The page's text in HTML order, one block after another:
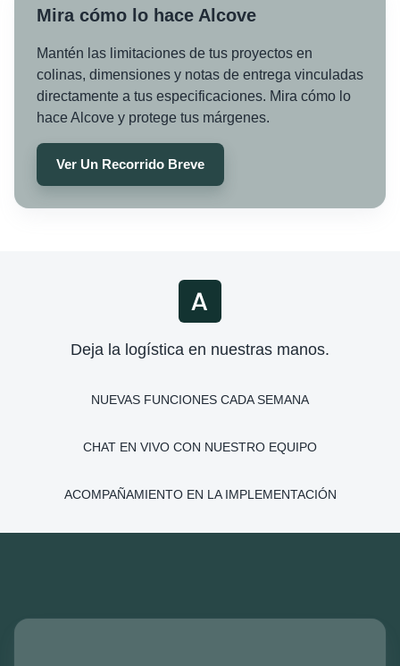
Mira cómo lo hace Alcove
Mantén las limitaciones de tus proyectos en
colinas, dimensiones y notas de entrega vinculadas
directamente a tus especificaciones. Mira cómo lo
hace Alcove y protege tus márgenes.
Ver Un Recorrido Breve
Deja la logística en nuestras manos.
NUEVAS FUNCIONES CADA SEMANA
CHAT EN VIVO CON NUESTRO EQUIPO
ACOMPAÑAMIENTO EN LA IMPLEMENTACIÓN